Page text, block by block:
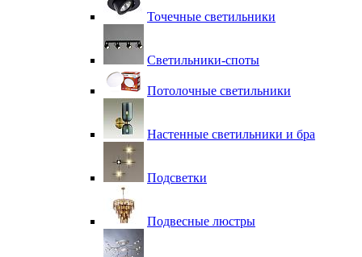
Точечные светильники
Светильники-споты
Потолочные светильники
Настенные светильники и бра
Подсветки
Подвесные люстры